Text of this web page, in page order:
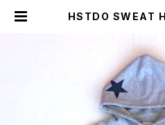
HSTDO SWEAT